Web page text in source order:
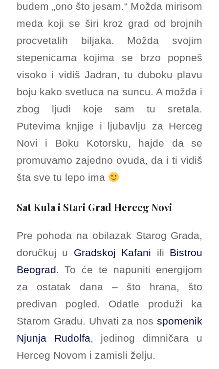
budem „ono što jesam.“ Možda mirisom
meda koji se širi kroz grad od brojnih
procvetalih biljaka. Možda svojim
stepenicama kojima se brzo popneš
visoko i vidiš Jadran, tu duboku plavu
boju kako svetluca na suncu. A možda i
zbog ljudi koje sam tu sretala.
Putevima knjige i ljubavlju za Herceg
Novi i Boku Kotorsku, hajde da se
promuvamo zajedno ovuda, da i ti vidiš
šta sve tu lepo ima
Sat Kula i Stari Grad Herceg Novi
Pre pohoda na obilazak Starog Grada,
doručkuj u Gradskoj Kafani ili Bistrou
Beograd. To će te napuniti energijom
za ostatak dana – što hrana, što
predivan pogled. Odatle produži ka
Starom Gradu. Uhvati za nosspomenik
Njunja Rudolfa, jedinog dimničara u
Herceg Novom i zamisli želju.